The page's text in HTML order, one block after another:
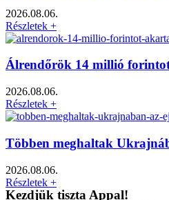
2026.08.06.
Részletek +
Álrendőrök 14 millió
2026.08.06.
Részletek +
Többen meghaltak
2026.08.06.
Részletek +
Kezdjük tiszta Appal!